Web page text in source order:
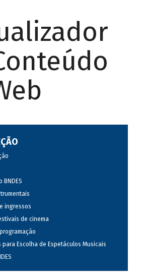
BNDES
ingressos
de cinema
para Escolha de Espetáculos Musicais